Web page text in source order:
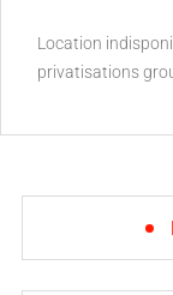
Location
privatisations